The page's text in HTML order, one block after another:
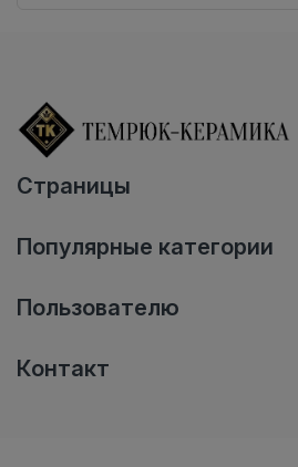
Страницы
Популярные категории
Пользователю
Контакт